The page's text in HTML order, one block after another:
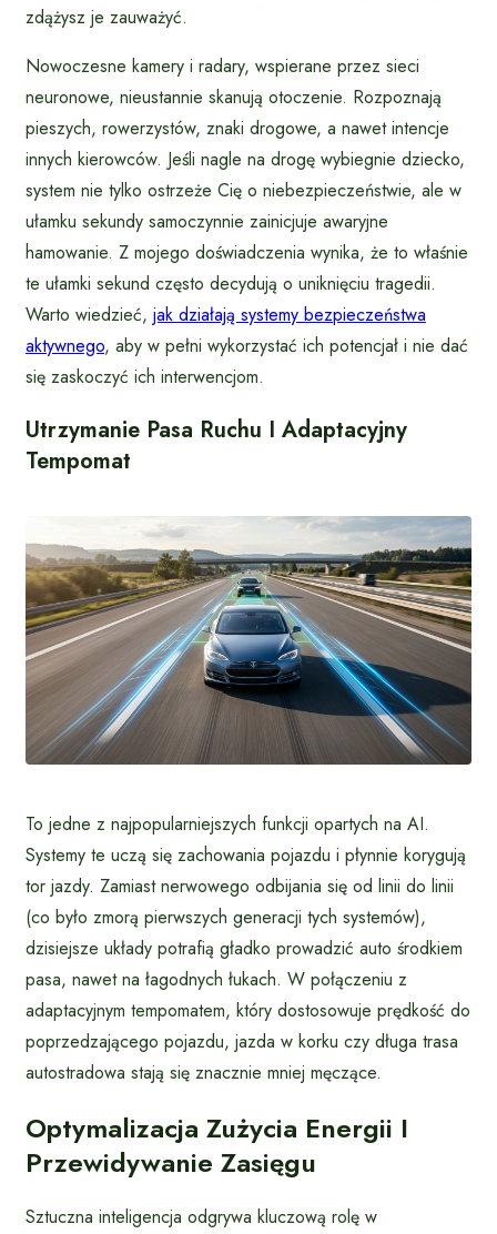
zdążysz je zauważyć.
Nowoczesne kamery i radary, wspierane przez sieci
neuronowe, nieustannie skanują otoczenie. Rozpoznają
pieszych, rowerzystów, znaki drogowe, a nawet intencje
innych kierowców. Jeśli nagle na drogę wybiegnie dziecko,
system nie tylko ostrzeże Cię o niebezpieczeństwie, ale w
ułamku sekundy samoczynnie zainicjuje awaryjne
hamowanie. Z mojego doświadczenia wynika, że to właśnie
te ułamki sekund często decydują o uniknięciu tragedii.
Warto wiedzieć, jak działają systemy bezpieczeństwa
aktywnego, aby w pełni wykorzystać ich potencjał i nie dać
się zaskoczyć ich interwencjom.
Utrzymanie Pasa Ruchu I Adaptacyjny
Tempomat
To jedne z najpopularniejszych funkcji opartych na AI.
Systemy te uczą się zachowania pojazdu i płynnie korygują
tor jazdy. Zamiast nerwowego odbijania się od linii do linii
(co było zmorą pierwszych generacji tych systemów),
dzisiejsze układy potrafią gładko prowadzić auto środkiem
pasa, nawet na łagodnych łukach. W połączeniu z
adaptacyjnym tempomatem, który dostosowuje prędkość do
poprzedzającego pojazdu, jazda w korku czy długa trasa
autostradowa stają się znacznie mniej męczące.
Optymalizacja Zużycia Energii I
Przewidywanie Zasięgu
Sztuczna inteligencja odgrywa kluczową rolę w